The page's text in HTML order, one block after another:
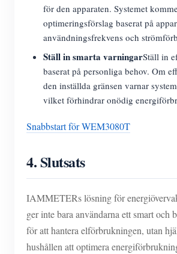
för den apparaten. Systemet
optimeringsförslag baserat på
användningsfrekvens och
Ställ in smarta varningarStäll in
baserat på personliga behov. Om
den inställda gränsen varnar
vilket förhindrar onödig
Snabbstart för WEM3080T
4.Slutsats
IAMMETERs lösning för
ger inte bara användarna ett smart och
för att hantera elförbrukningen, utan
hushållen att optimera